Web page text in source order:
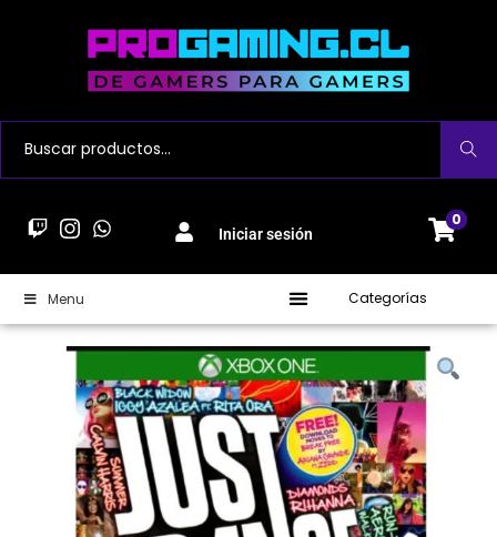
Buscar
Iniciar sesión
0
Menu Categorías